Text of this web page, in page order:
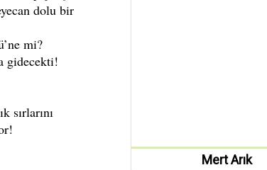
Mert Arık